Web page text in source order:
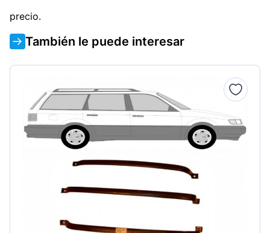
precio.
También le puede interesar